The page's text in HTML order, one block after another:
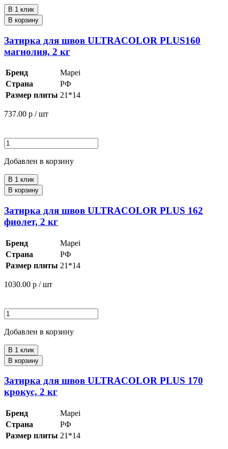
В 1 клик
В корзину
Затирка для швов ULTRACOLOR PLUS160
магнолия, 2 кг
Бренд
Mapei
Страна
РФ
Размер плиты 21*14
737.00 р / шт
Добавлен в корзину
В 1 клик
В корзину
Затирка для швов ULTRACOLOR PLUS 162
фиолет, 2 кг
Бренд
Mapei
Страна
РФ
Размер плиты 21*14
1030.00 р / шт
Добавлен в корзину
В 1 клик
В корзину
Затирка для швов ULTRACOLOR PLUS 170
крокус, 2 кг
Бренд
Mapei
Страна
РФ
Размер плиты 21*14